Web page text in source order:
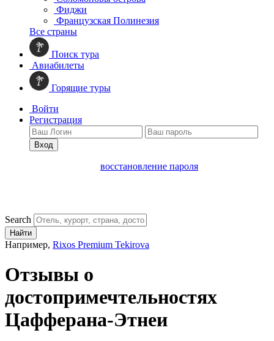
Фиджи
Французская Полинезия
Все страны
Поиск тура
Авиабилеты
Горящие туры
Войти
Регистрация
Вход
восстановление пароля
Search
Найти
Например, Rixos Premium Tekirova
Отзывы о
достопримечтельностях
Цафферана-Этнеи